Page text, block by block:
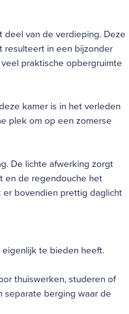
van de verdieping. Deze
resulteert in een bijzonder
praktische opbergruimte
kamer is in het verleden
plek om op een zomerse
De lichte afwerking zorgt
en de regendouche het
er bovendien prettig daglicht
te bieden heeft.
thuiswerken, studeren of
separate berging waar de